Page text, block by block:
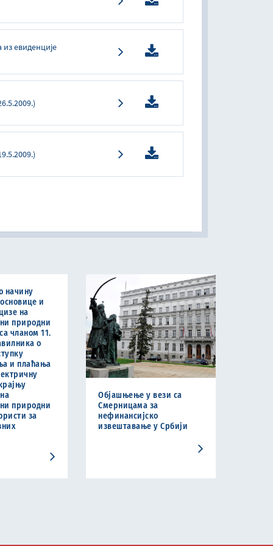
евиденције
начину
и
на
природни
чланом 11.
о
и плаћања
природни
за
Објашњење у вези са
Смерницама за
нефинансијско
извештавање у Србији